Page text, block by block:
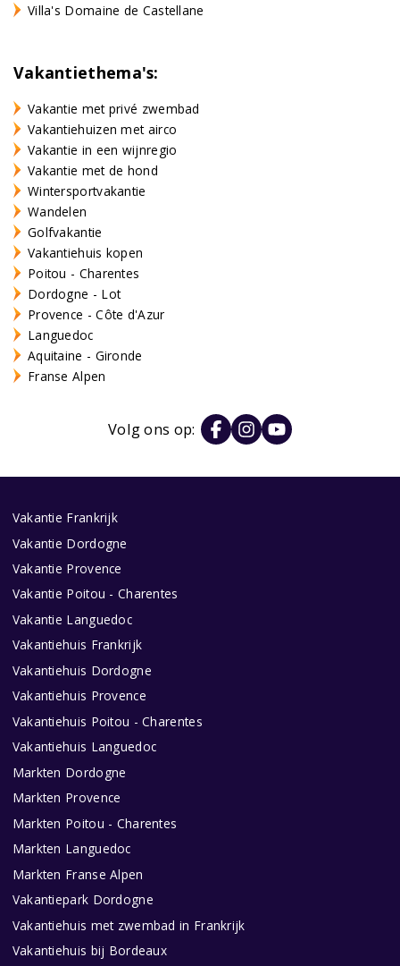
Villa's Domaine de Castellane
Vakantiethema's:
Vakantie met privé zwembad
Vakantiehuizen met airco
Vakantie in een wijnregio
Vakantie met de hond
Wintersportvakantie
Wandelen
Golfvakantie
Vakantiehuis kopen
Poitou - Charentes
Dordogne - Lot
Provence - Côte d'Azur
Languedoc
Aquitaine - Gironde
Franse Alpen
Volg ons op:
Vakantie Frankrijk
Vakantie Dordogne
Vakantie Provence
Vakantie Poitou - Charentes
Vakantie Languedoc
Vakantiehuis Frankrijk
Vakantiehuis Dordogne
Vakantiehuis Provence
Vakantiehuis Poitou - Charentes
Vakantiehuis Languedoc
Markten Dordogne
Markten Provence
Markten Poitou - Charentes
Markten Languedoc
Markten Franse Alpen
Vakantiepark Dordogne
Vakantiehuis met zwembad in Frankrijk
Vakantiehuis bij Bordeaux